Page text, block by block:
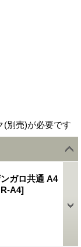
別売)が必要です
ガロ共通 A4
A4]